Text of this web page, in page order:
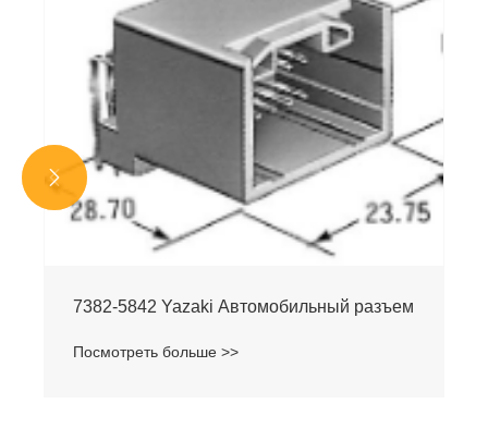
7382-5842 Yazaki Автомобильный разъем
Посмотреть больше >>

